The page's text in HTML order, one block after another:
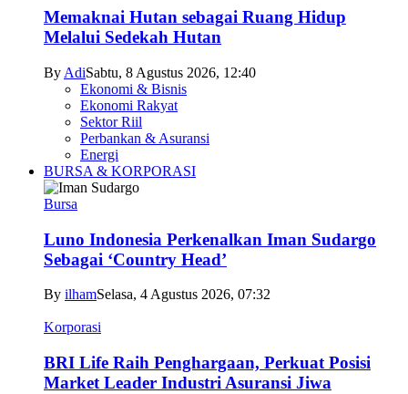
Memaknai Hutan sebagai Ruang Hidup
Melalui Sedekah Hutan
By AdiSabtu, 8 Agustus 2026, 12:40
Ekonomi & Bisnis
Ekonomi Rakyat
Sektor Riil
Perbankan & Asuransi
Energi
BURSA & KORPORASI
Bursa
Luno Indonesia Perkenalkan Iman Sudargo
Sebagai ‘Country Head’
By ilhamSelasa, 4 Agustus 2026, 07:32
Korporasi
BRI Life Raih Penghargaan, Perkuat Posisi
Market Leader Industri Asuransi Jiwa